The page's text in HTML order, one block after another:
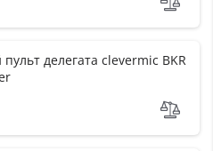
делегата clevermic BKR